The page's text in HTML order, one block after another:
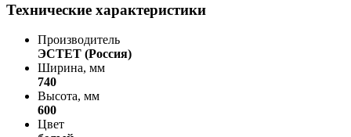
Технические характеристики
Производитель
ЭСТЕТ (Россия)
Ширина, мм
740
Высота, мм
600
Цвет